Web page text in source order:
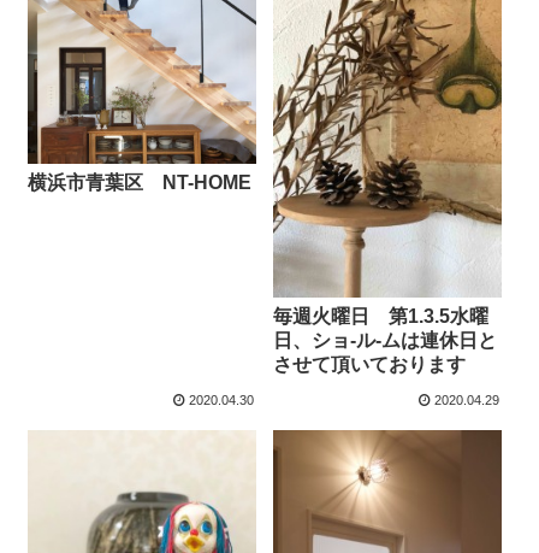
横浜市青葉区 NT-HOME
2020.04.30
毎週火曜日 第1.3.5水曜
日、ショ-ル-ムは連休日と
させて頂いております
2020.04.29